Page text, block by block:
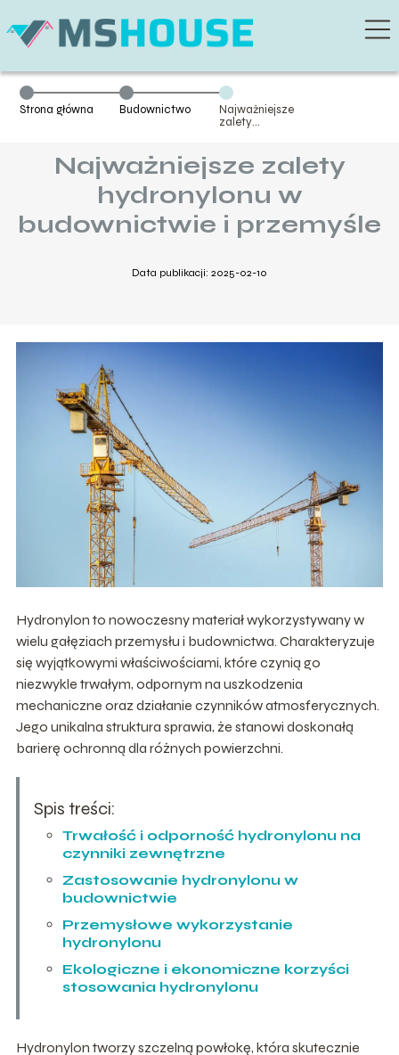
Strona główna Budownictwo
Najważniejsze
zalety
przemyśle
Najważniejsze zalety
hydronylonu w
budownictwie i przemyśle
Data publikacji: 2025-02-10
Hydronylon to nowoczesny materiał wykorzystywany w
wielu gałęziach przemysłu i budownictwa. Charakteryzuje
się wyjątkowymi właściwościami, które czynią go
niezwykle trwałym, odpornym na uszkodzenia
mechaniczne oraz działanie czynników atmosferycznych.
Jego unikalna struktura sprawia, że stanowi doskonałą
barierę ochronną dla różnych powierzchni.
Spis treści:
Trwałość i odporność hydronylonu na
czynniki zewnętrzne
Zastosowanie hydronylonu w
budownictwie
Przemysłowe wykorzystanie
hydronylonu
Ekologiczne i ekonomiczne korzyści
stosowania hydronylonu
Hydronylon tworzy szczelną powłokę, która skutecznie